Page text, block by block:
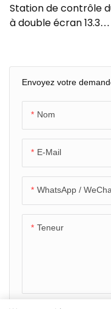
Envoyez votre
Nom
E-Mail
WhatsApp /
Teneur
Station de contrôle
à double écran 13.3